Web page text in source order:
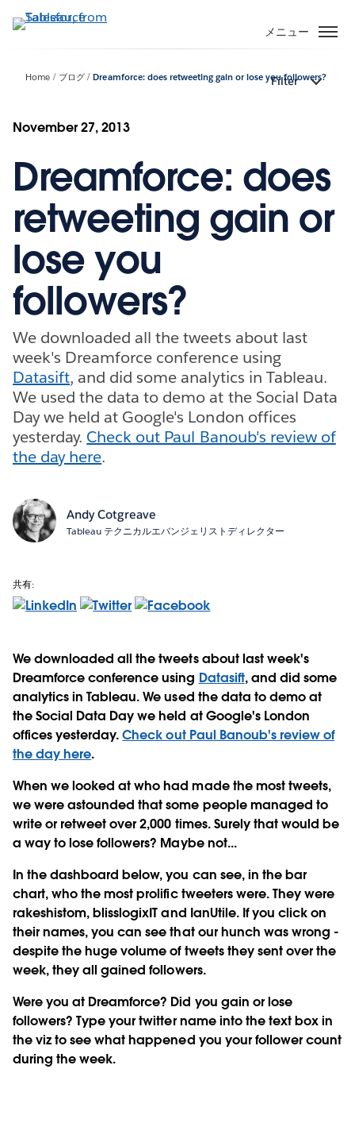
イ
メニュー
Home ブログ Dreamforce: does retweeting gain or lose you followers?
Filter
November 27, 2013
Dreamforce: does
retweeting gain or
lose you
followers?
We downloaded all the tweets about last
week's Dreamforce conference using
Datasift, and did some analytics in Tableau.
We used the data to demo at the Social Data
Day we held at Google's London offices
yesterday. Check out Paul Banoub's review of
the day here.
Andy Cotgreave
Tableau テクニカルエバンジェリストディレクター
共有:
We downloaded all the tweets about last week's
Dreamforce conference using Datasift, and did some
analytics in Tableau. We used the data to demo at
the Social Data Day we held at Google's London
offices yesterday.Check out Paul Banoub's review of
the day here.
When we looked at who had made the most tweets,
we were astounded that some people managed to
write or retweet over 2,000 times. Surely that would be
a way to lose followers? Maybe not...
In the dashboard below, you can see, in the bar
chart, who the most prolific tweeters were. They were
rakeshistom, blisslogixIT and IanUtile. If you click on
their names, you can see that our hunch was wrong -
despite the huge volume of tweets they sent over the
week, they all gained followers.
Were you at Dreamforce? Did you gain or lose
followers? Type your twitter name into the text box in
the viz to see what happened you your follower count
during the week.